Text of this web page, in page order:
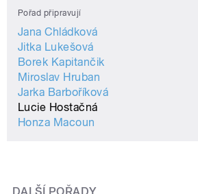
Pořad připravují
Jana Chládková
Jitka Lukešová
Borek Kapitančik
Miroslav Hruban
Jarka Barboříková
Lucie Hostačná
Honza Macoun